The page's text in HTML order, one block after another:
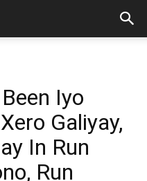
Iyo
Galiyay,
In Run
Run